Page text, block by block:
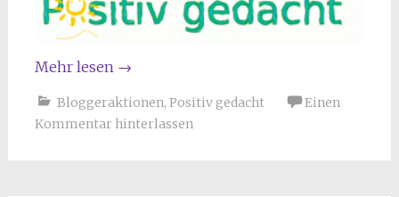
Mehr lesen →
Bloggeraktionen, Positiv gedacht
Einen
Kommentar hinterlassen